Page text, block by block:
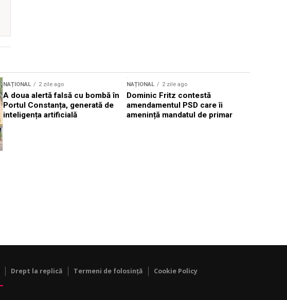
Sursă foto: Shutterstock
NAȚIONAL 2 zile ago
A doua alertă falsă cu bombă în
Portul Constanța, generată de
inteligența artificială
NAȚIONAL 2 zile ago
Dominic Fritz contestă
amendamentul PSD care îi
amenință mandatul de primar
Drept la replică Termeni de folosință Cookie Policy